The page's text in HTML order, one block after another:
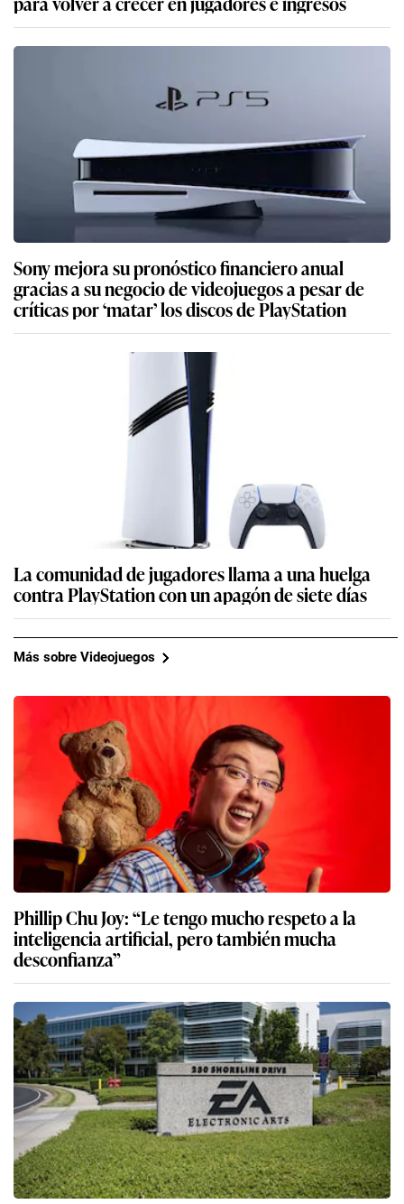
Sony mejora su pronóstico financiero anual
gracias a su negocio de videojuegos a pesar de
críticas por ‘matar’ los discos de PlayStation
La comunidad de jugadores llama a una huelga
contra PlayStation con un apagón de siete días
Más sobre Videojuegos
Phillip Chu Joy: “Le tengo mucho respeto a la
inteligencia artificial, pero también mucha
desconfianza”